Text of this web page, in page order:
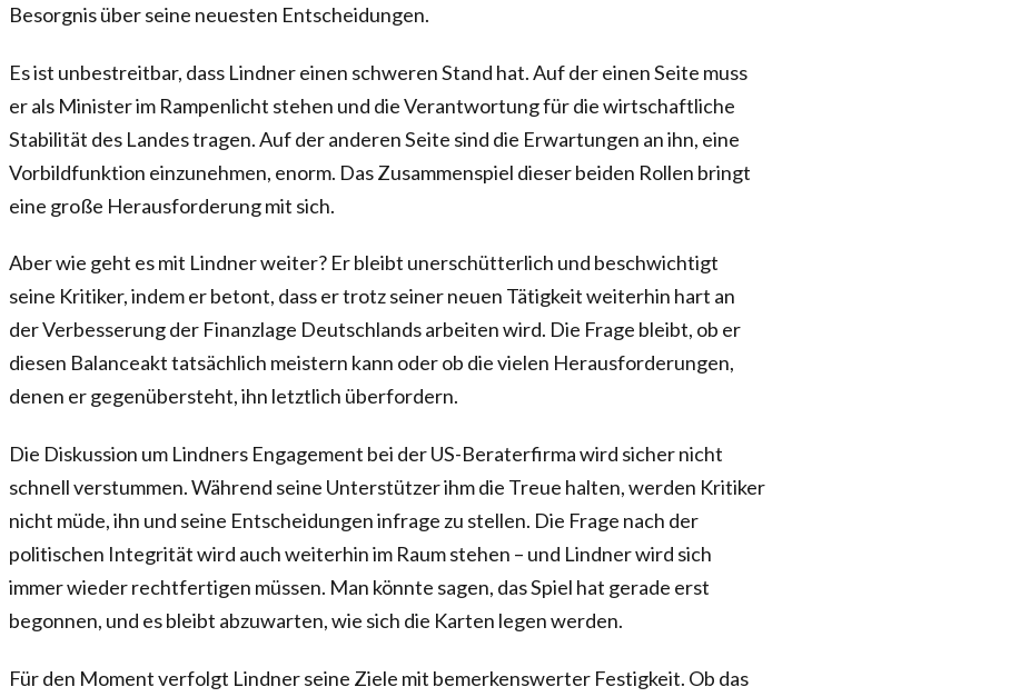
Besorgnis über seine neuesten Entscheidungen.
Es ist unbestreitbar, dass Lindner einen schweren Stand hat. Auf der einen Seite muss
er als Minister im Rampenlicht stehen und die Verantwortung für die wirtschaftliche
Stabilität des Landes tragen. Auf der anderen Seite sind die Erwartungen an ihn, eine
Vorbildfunktion einzunehmen, enorm. Das Zusammenspiel dieser beiden Rollen bringt
eine große Herausforderung mit sich.
Aber wie geht es mit Lindner weiter? Er bleibt unerschütterlich und beschwichtigt
seine Kritiker, indem er betont, dass er trotz seiner neuen Tätigkeit weiterhin hart an
der Verbesserung der Finanzlage Deutschlands arbeiten wird. Die Frage bleibt, ob er
diesen Balanceakt tatsächlich meistern kann oder ob die vielen Herausforderungen,
denen er gegenübersteht, ihn letztlich überfordern.
Die Diskussion um Lindners Engagement bei der US-Beraterfirma wird sicher nicht
schnell verstummen. Während seine Unterstützer ihm die Treue halten, werden Kritiker
nicht müde, ihn und seine Entscheidungen infrage zu stellen. Die Frage nach der
politischen Integrität wird auch weiterhin im Raum stehen – und Lindner wird sich
immer wieder rechtfertigen müssen. Man könnte sagen, das Spiel hat gerade erst
begonnen, und es bleibt abzuwarten, wie sich die Karten legen werden.
Für den Moment verfolgt Lindner seine Ziele mit bemerkenswerter Festigkeit. Ob das